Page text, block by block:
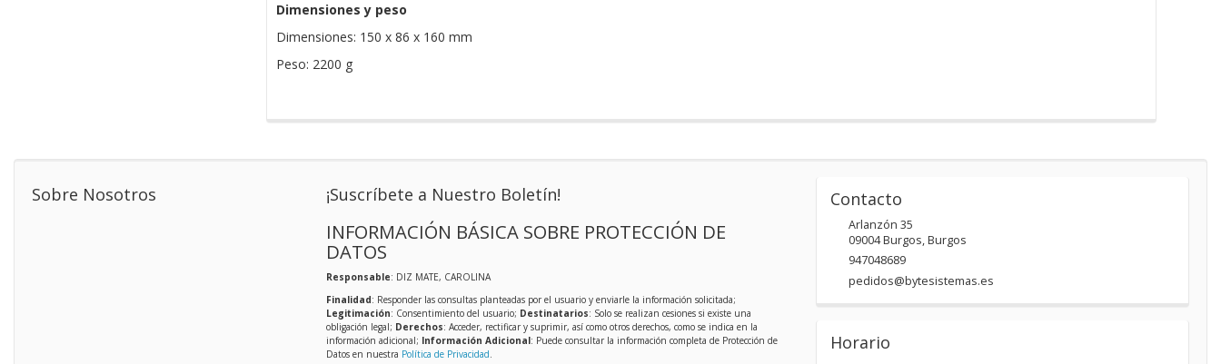
Dimensiones y peso
Dimensiones: 150 x 86 x 160 mm
Peso: 2200 g
Sobre Nosotros ¡Suscríbete a Nuestro Boletín!
INFORMACIÓN BÁSICA SOBRE PROTECCIÓN DE
DATOS
Responsable: DIZ MATE, CAROLINA
Finalidad: Responder las consultas planteadas por el usuario y enviarle la información solicitada;
Legitimación: Consentimiento del usuario; Destinatarios: Solo se realizan cesiones si existe una
obligación legal; Derechos: Acceder, rectificar y suprimir, así como otros derechos, como se indica en la
información adicional; Información Adicional: Puede consultar la información completa de Protección de
Datos en nuestra Política de Privacidad.
Contacto
Arlanzón 35
09004Burgos,Burgos
947048689
pedidos@bytesistemas.es
Horario